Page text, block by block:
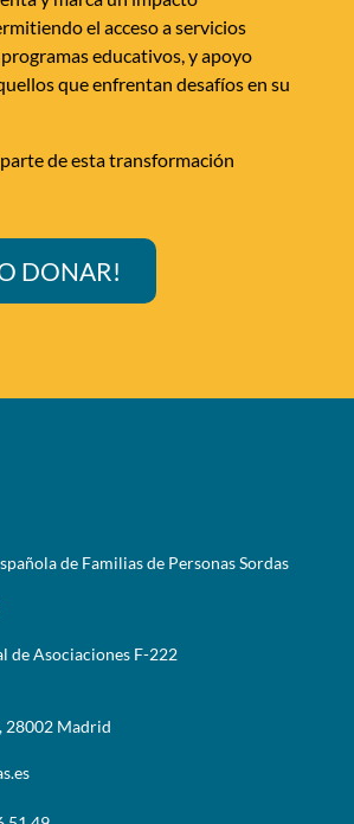
el acceso a servicios
educativos, y apoyo
que enfrentan desafíos en su
parte de esta transformación
DONAR!
de Familias de Personas Sordas
de Asociaciones F-222
28002 Madrid